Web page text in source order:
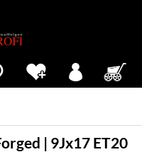
| 9Jx17 ET20